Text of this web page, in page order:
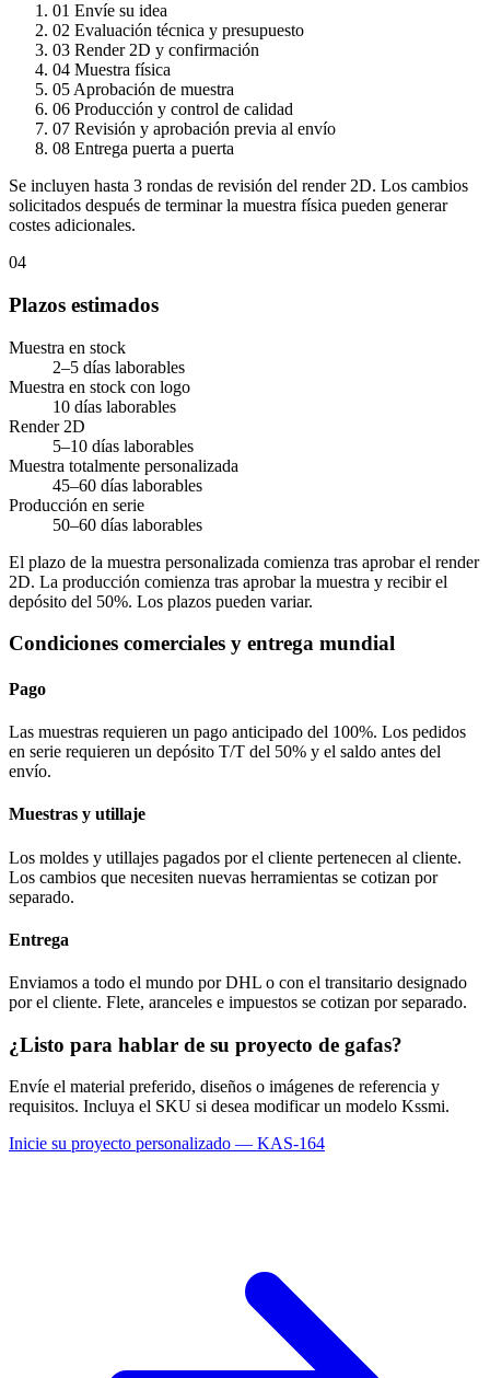
01 Envíe su idea
02 Evaluación técnica y presupuesto
03 Render 2D y confirmación
04 Muestra física
05 Aprobación de muestra
06 Producción y control de calidad
07 Revisión y aprobación previa al envío
08 Entrega puerta a puerta
Se incluyen hasta 3 rondas de revisión del render 2D. Los cambios
solicitados después de terminar la muestra física pueden generar
costes adicionales.
04
Plazos estimados
Muestra en stock
2–5 días laborables
Muestra en stock con logo
10 días laborables
Render 2D
5–10 días laborables
Muestra totalmente personalizada
45–60 días laborables
Producción en serie
50–60 días laborables
El plazo de la muestra personalizada comienza tras aprobar el render
2D. La producción comienza tras aprobar la muestra y recibir el
depósito del 50%. Los plazos pueden variar.
Condiciones comerciales y entrega mundial
Pago
Las muestras requieren un pago anticipado del 100%. Los pedidos
en serie requieren un depósito T/T del 50% y el saldo antes del
envío.
Muestras y utillaje
Los moldes y utillajes pagados por el cliente pertenecen al cliente.
Los cambios que necesiten nuevas herramientas se cotizan por
separado.
Entrega
Enviamos a todo el mundo por DHL o con el transitario designado
por el cliente. Flete, aranceles e impuestos se cotizan por separado.
¿Listo para hablar de su proyecto de gafas?
Envíe el material preferido, diseños o imágenes de referencia y
requisitos. Incluya el SKU si desea modificar un modelo Kssmi.
Inicie su proyecto personalizado — KAS-164